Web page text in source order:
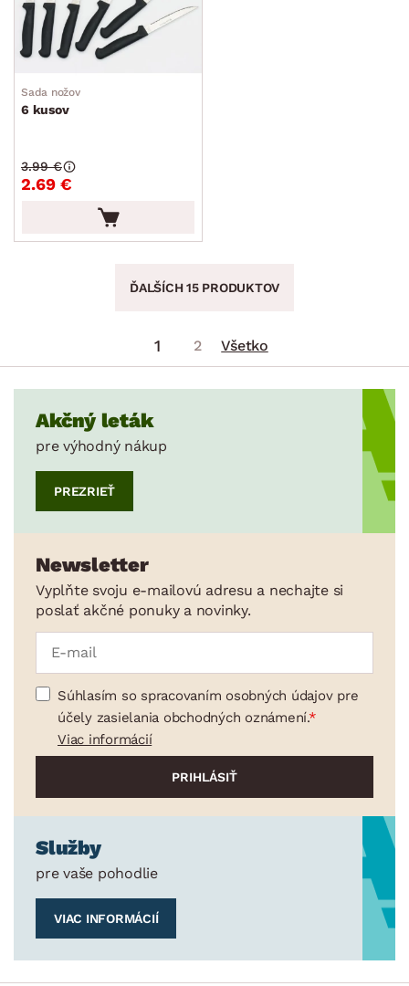
Sada nožov
6 kusov
2.69 €
3.99 €
ĎALŠÍCH 15 PRODUKTOV
1 2 Všetko
Akčný leták
pre výhodný nákup
PREZRIEŤ
Newsletter
Vyplňte svoju e-mailovú adresu a nechajte si
poslať akčné ponuky a novinky.
Súhlasím so spracovaním osobných údajov pre
účely zasielania obchodných oznámení.
Viac informácií
Služby
pre vaše pohodlie
VIAC INFORMÁCIÍ